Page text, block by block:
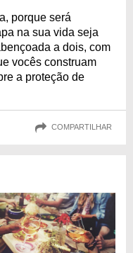
porque será
na sua vida seja
a dois, com
vocês construam
a proteção de
COMPARTILHAR